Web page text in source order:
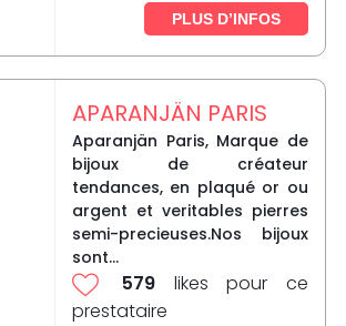
PLUS D’INFOS
APARANJÄN PARIS
Aparanjän Paris, Marque de
bijoux de créateur
tendances, en plaqué or ou
argent et veritables pierres
semi-precieuses.Nos bijoux
sont...
579 likes pour ce
prestataire